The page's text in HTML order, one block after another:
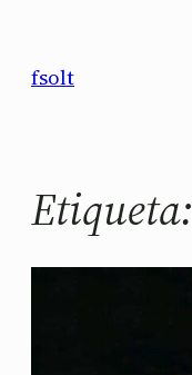
contenido
fsolt
Etiqueta: